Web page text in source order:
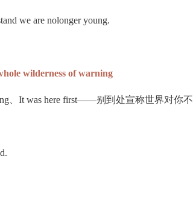
we are nolonger young.
wilderness of warning
、It was here first——别到处宣称世界对